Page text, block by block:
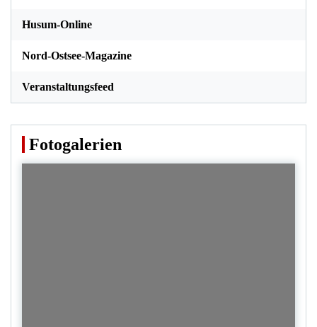
Husum-Online
Nord-Ostsee-Magazine
Veranstaltungsfeed
Fotogalerien